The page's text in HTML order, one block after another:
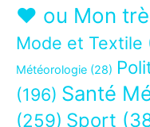
❤ ou Mon
Mode et Textile
Météorologie (28)
(196) Santé
(259) Sport